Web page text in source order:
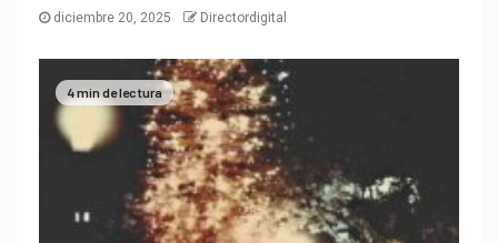
diciembre 20, 2025 Directordigital
4 min de lectura